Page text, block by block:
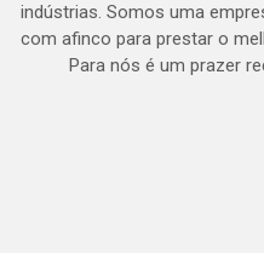
indústrias. Somos uma
com afinco para prestar o
Para nós é um prazer